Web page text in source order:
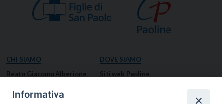
CHI SIAMO
Beato Giacomo Alberione
DOVE SIAMO
Siti web Paoline
Informativa